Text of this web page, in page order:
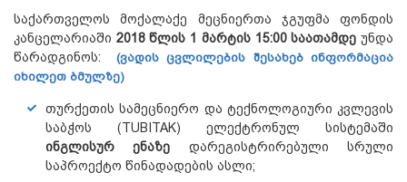
საქართველოს მოქალაქე მეცნიერთა ჯგუფმა ფონდის
კანცელარიაში 2018 წლის 1 მარტის 15:00 საათამდე უნდა
წარადგინოს: (ვადის ცვლილების შესახებ ინფორმაცია
იხილეთ ბმულზე)
თურქეთის სამეცნიერო და ტექნოლოგიური კვლევის
საბჭოს (TUBITAK) ელექტრონულ სისტემაში
ინგლისურ ენაზე დარეგისტრირებული სრული
საპროექტო წინადადების ასლი;